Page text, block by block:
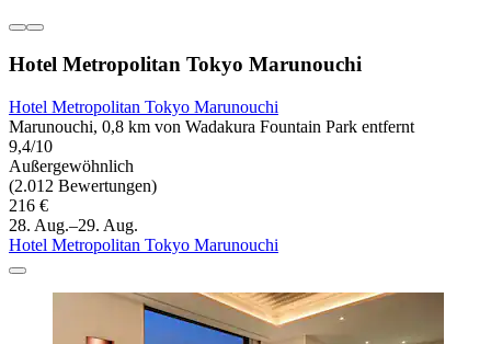
Hotel Metropolitan Tokyo Marunouchi
Hotel Metropolitan Tokyo Marunouchi
Marunouchi, 0,8 km von Wadakura Fountain Park entfernt
9,4/10
Außergewöhnlich
(2.012 Bewertungen)
216 €
28. Aug.–29. Aug.
Hotel Metropolitan Tokyo Marunouchi